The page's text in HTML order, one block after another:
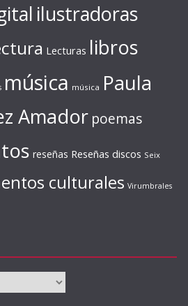
ilustradoras
Lecturas libros
música música Paula
Amador poemas
reseñas Reseñas discos Seix
culturales Virumbrales